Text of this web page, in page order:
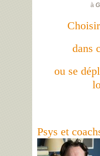
à
dans
ou se
Psys et